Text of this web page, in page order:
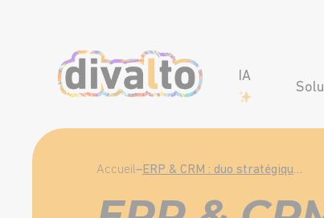
IA
Accueil– ERP & CRM : duo stratégique pour optimiser durablement la performance des entreprises